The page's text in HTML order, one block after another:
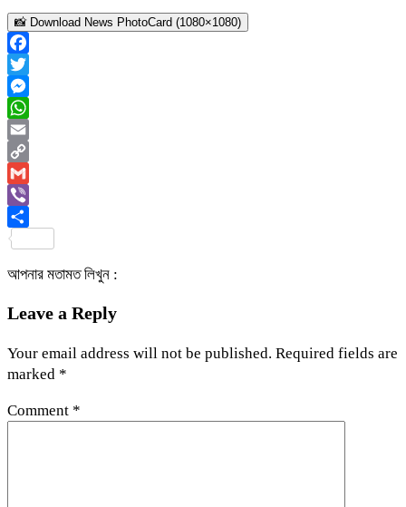
📸 Download News PhotoCard (1080×1080)
Facebook
Twitter
Messenger
WhatsApp
Email
Copy
Link
Gmail
Viber
আপনার মতামত লিখুন :
Leave a Reply
Your email address will not be published. Required fields are
marked *
Comment *